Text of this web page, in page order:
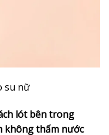
su nữ
lót bên trong
không thấm nước